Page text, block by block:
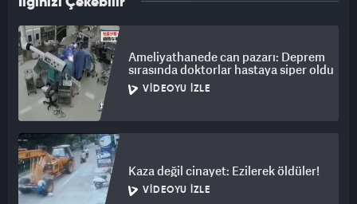
Ameliyathanede can pazarı: Deprem
sırasında doktorlar hastaya siper oldu
VIDEOYU İZLE
Kaza değil cinayet: Ezilerek öldüler!
VIDEOYU İZLE